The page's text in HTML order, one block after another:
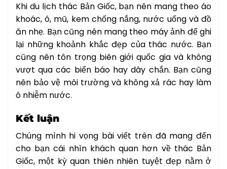
Khi du lịch thác Bản Giốc, bạn nên mang theo áo
khoác, ô, mũ, kem chống nắng, nước uống và đồ
ăn nhẹ. Bạn cũng nên mang theo máy ảnh để ghi
lại những khoảnh khắc đẹp của thác nước. Bạn
cũng nên tôn trọng biên giới quốc gia và không
vượt qua các biển báo hay dây chắn. Bạn cũng
nên bảo vệ môi trường và không xả rác hay làm
ô nhiễm nước.
Kết luận
Chúng mình hi vọng bài viết trên đã mang đến
cho bạn cái nhìn khách quan hơn về thác Bản
Giốc, một kỳ quan thiên nhiên tuyệt đẹp nằm ở